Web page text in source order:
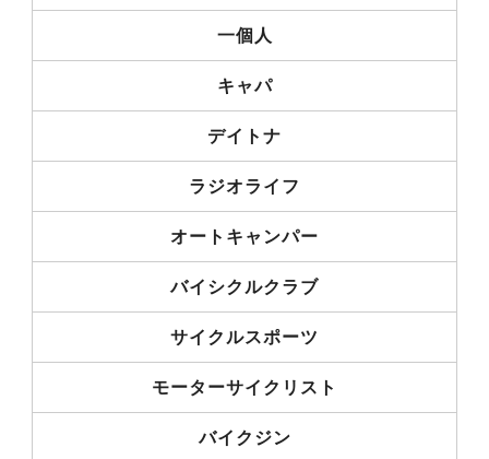
一個人
キャパ
デイトナ
ラジオライフ
オートキャンパー
バイシクルクラブ
サイクルスポーツ
モーターサイクリスト
バイクジン